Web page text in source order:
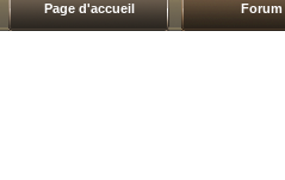
Page d'accueil Forum